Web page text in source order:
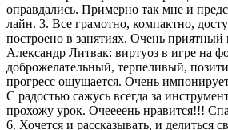
оправдались. Примерно так мне и
лайн. 3. Все грамотно, компактно,
построено в занятиях. Очень приятный
Александр Литвак: виртуоз в игре на
доброжелательный, терпеливый,
прогресс ощущается. Очень
С радостью сажусь всегда за
прохожу урок. Очеееень нравится!!!
6. Хочется и рассказывать, и делиться